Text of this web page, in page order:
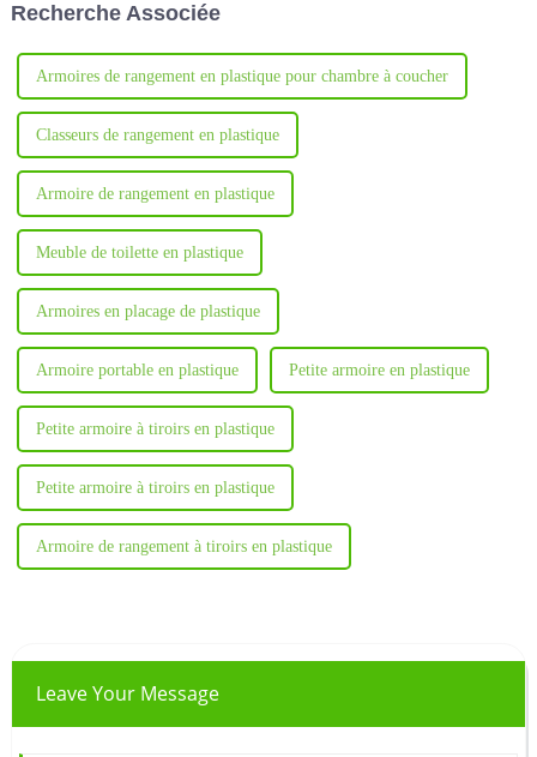
Recherche Associée
Armoires de rangement en plastique pour chambre à coucher
Classeurs de rangement en plastique
Armoire de rangement en plastique
Meuble de toilette en plastique
Armoires en placage de plastique
Armoire portable en plastique Petite armoire en plastique
Petite armoire à tiroirs en plastique
Petite armoire à tiroirs en plastique
Armoire de rangement à tiroirs en plastique
Leave Your Message